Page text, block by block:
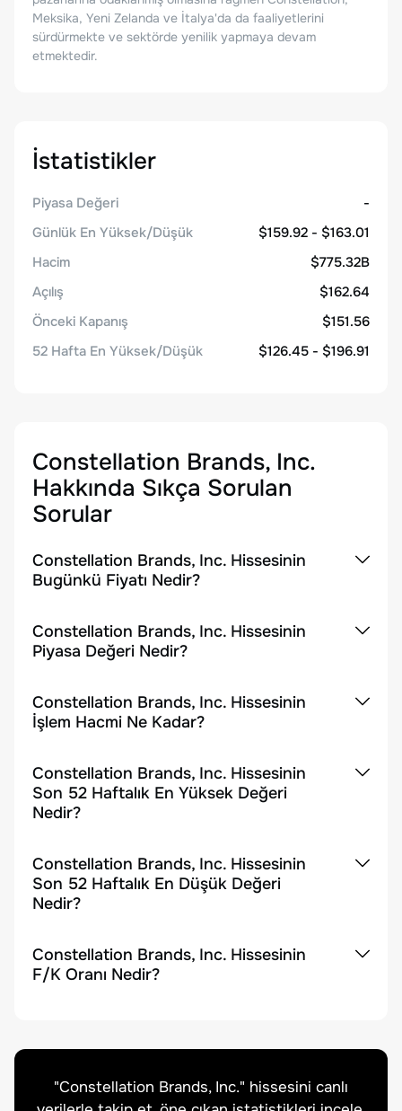
Meksika, Yeni Zelanda ve İtalya'da da faaliyetlerini
sürdürmekte ve sektörde yenilik yapmaya devam
etmektedir.
İstatistikler
Piyasa Değeri
-
Günlük En Yüksek/Düşük
$159.92 - $163.01
Hacim
$775.32B
Açılış
$162.64
Önceki Kapanış
$151.56
52 Hafta En Yüksek/Düşük
$126.45 - $196.91
Constellation Brands, Inc.
Hakkında Sıkça Sorulan
Sorular
Constellation Brands, Inc. Hissesinin
Bugünkü Fiyatı Nedir?
Constellation Brands, Inc. Hissesinin
Piyasa Değeri Nedir?
Constellation Brands, Inc. Hissesinin
İşlem Hacmi Ne Kadar?
Constellation Brands, Inc. Hissesinin
Son 52 Haftalık En Yüksek Değeri
Nedir?
Constellation Brands, Inc. Hissesinin
Son 52 Haftalık En Düşük Değeri
Nedir?
Constellation Brands, Inc. Hissesinin
F/K Oranı Nedir?
"Constellation Brands, Inc." hissesini canlı